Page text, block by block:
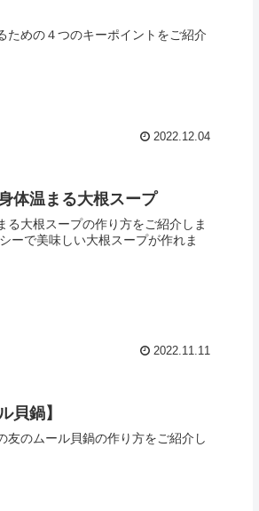
ための４つのキーポイントをご紹介
2022.12.04
体温まる大根スープ
る大根スープの作り方をご紹介しま
ーで美味しい大根スープが作れま
2022.11.11
貝鍋】
友のムール貝鍋の作り方をご紹介し